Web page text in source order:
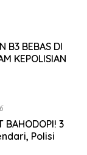
B3 BEBAS DI
KEPOLISIAN
BAHODOPI! 3
Polisi